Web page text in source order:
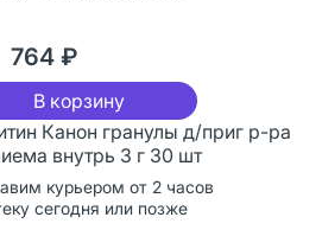
764 ₽
В корзину
Канон гранулы д/приг р-ра
внутрь 3 г 30 шт
курьером от 2 часов
сегодня или позже